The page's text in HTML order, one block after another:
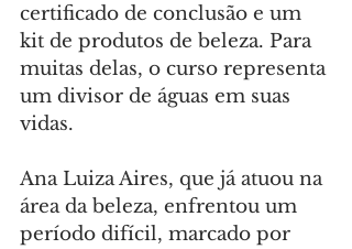
certificado de conclusão e um
kit de produtos de beleza. Para
muitas delas, o curso representa
um divisor de águas em suas
vidas.
Ana Luiza Aires, que já atuou na
área da beleza, enfrentou um
período difícil, marcado por